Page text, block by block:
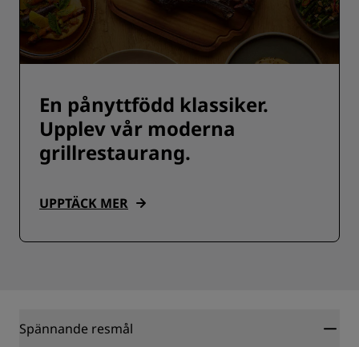
En pånyttfödd klassiker.
Upplev vår moderna
grillrestaurang.
UPPTÄCK MER
Spännande resmål